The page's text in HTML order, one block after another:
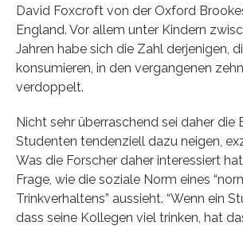
David Foxcroft von der Oxford
England. Vor allem unter Kindern
Jahren habe sich die Zahl derjenigen,
konsumieren, in den vergangenen
verdoppelt.
Nicht sehr überraschend sei daher die
Studenten tendenziell dazu neigen,
Was die Forscher daher interessiert
Frage, wie die soziale Norm eines
Trinkverhaltens” aussieht. “Wenn ein
dass seine Kollegen viel trinken, hat